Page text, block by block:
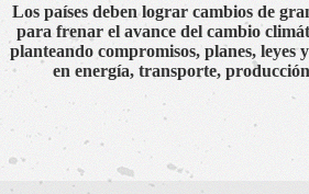
Los países deben lograr cambios de
para frenar el avance del cambio
planteando compromisos, planes, leyes
en energía, transporte,